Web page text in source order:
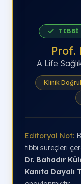
TIBBİ
Prof.
A Life
Klinik
Editoryal Not:
tıbbi süreçleri
Dr. Bahadır
Kanıta Dayalı